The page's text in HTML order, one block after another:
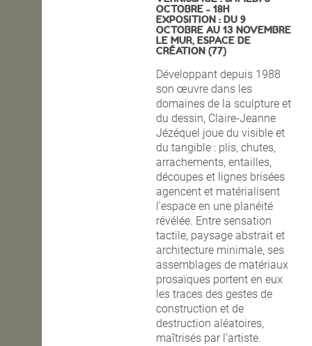
OCTOBRE - 18H
EXPOSITION : DU 9
OCTOBRE AU 13 NOVEMBRE
LE MUR, ESPACE DE
CRÉATION (77)
Développant depuis 1988
son œuvre dans les
domaines de la sculpture et
du dessin, Claire-Jeanne
Jézéquel joue du visible et
du tangible : plis, chutes,
arrachements, entailles,
découpeset lignes brisées
agencent et matérialisent
l’espace en une planéité
révélée. Entre sensation
tactile, paysage abstrait et
architecture minimale, ses
assemblages de matériaux
prosaïques portent en eux
les traces des gestes de
construction et de
destruction aléatoires,
maîtrisés par l’artiste.